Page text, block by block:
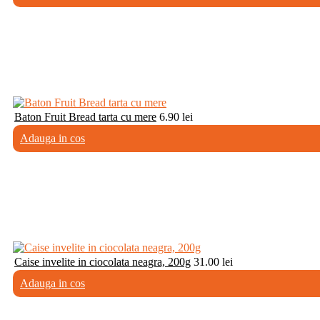
Baton Fruit Bread tarta cu mere 6.90 lei
Adauga in cos
Caise invelite in ciocolata neagra, 200g 31.00 lei
Adauga in cos